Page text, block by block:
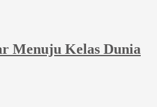
Menuju Kelas Dunia